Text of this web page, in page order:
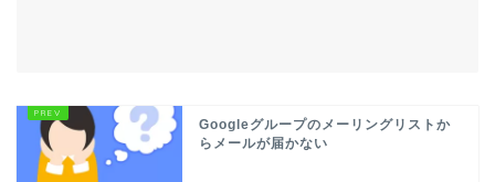
Googleグループのメーリングリストか
らメールが届かない